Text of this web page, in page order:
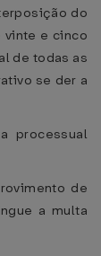
do
vinte e cinco
de todas as
se der a
processual
de
a multa